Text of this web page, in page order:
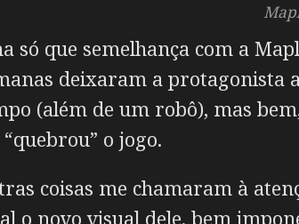
só que semelhança com a
deixaram a protagonista
(além de um robô), mas
“quebrou” o jogo.
coisas me chamaram à
o novo visual dele, bem